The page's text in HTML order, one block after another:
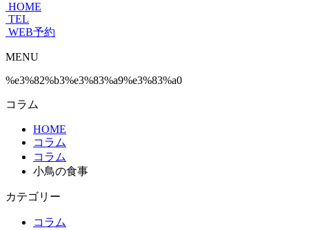
HOME
TEL
WEB予約
MENU
%e3%82%b3%e3%83%a9%e3%83%a0
コラム
HOME
コラム
コラム
小鳥の食事
カテゴリー
コラム